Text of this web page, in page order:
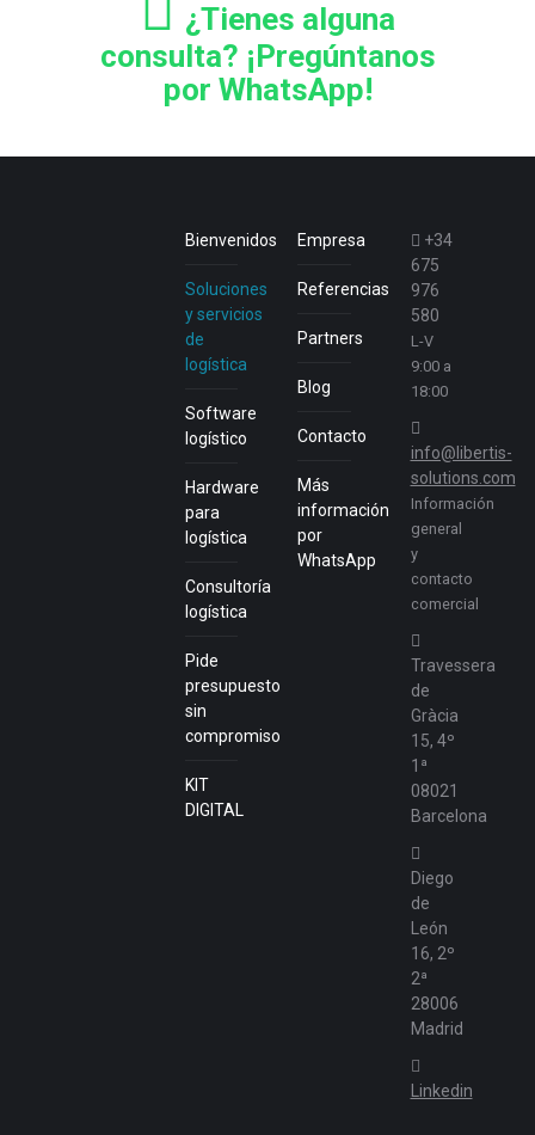
¿Tienes alguna
consulta? ¡Pregúntanos
por WhatsApp!
Bienvenidos
Soluciones
y servicios
de
logística
Software
logístico
Hardware
para
logística
Consultoría
logística
Pide
presupuesto
sin
compromiso
KIT
DIGITAL
Empresa
Referencias
Partners
Blog
Contacto
Más
información
por
WhatsApp
+34
675
976
580
L-V
9:00 a
18:00
info@libertis-
solutions.com
Información
general
y
contacto
comercial
Travessera
de
Gràcia
15, 4º
1ª
08021
Barcelona
Diego
de
León
16, 2º
2ª
28006
Madrid
Linkedin